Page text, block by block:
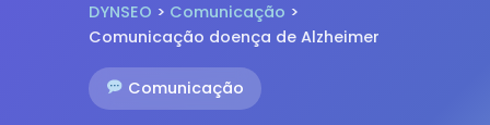
DYNSEO > Comunicação >
Comunicação doença de Alzheimer
Comunicação